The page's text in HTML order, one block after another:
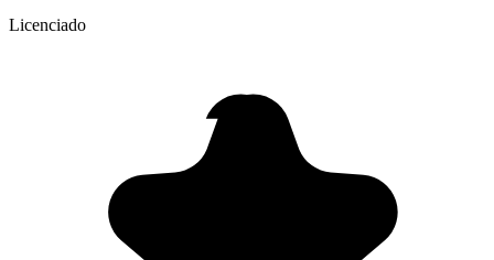
Licenciado